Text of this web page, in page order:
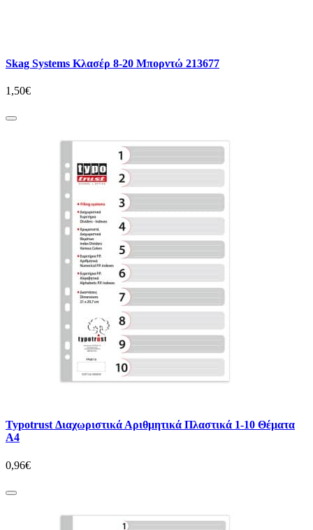
Skag Systems Κλασέρ 8-20 Μπορντώ 213677
1,50€
Typotrust Διαχωριστικά Αριθμητικά Πλαστικά 1-10 Θέματα
Α4
0,96€